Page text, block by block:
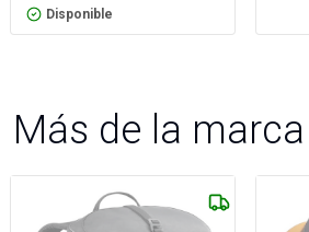
Disponible
Más de la marca